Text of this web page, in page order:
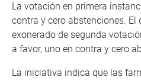
La votación en primera
contra y cero abstenciones.
exonerado de segunda
a favor, uno en contra y cero
La iniciativa indica que las